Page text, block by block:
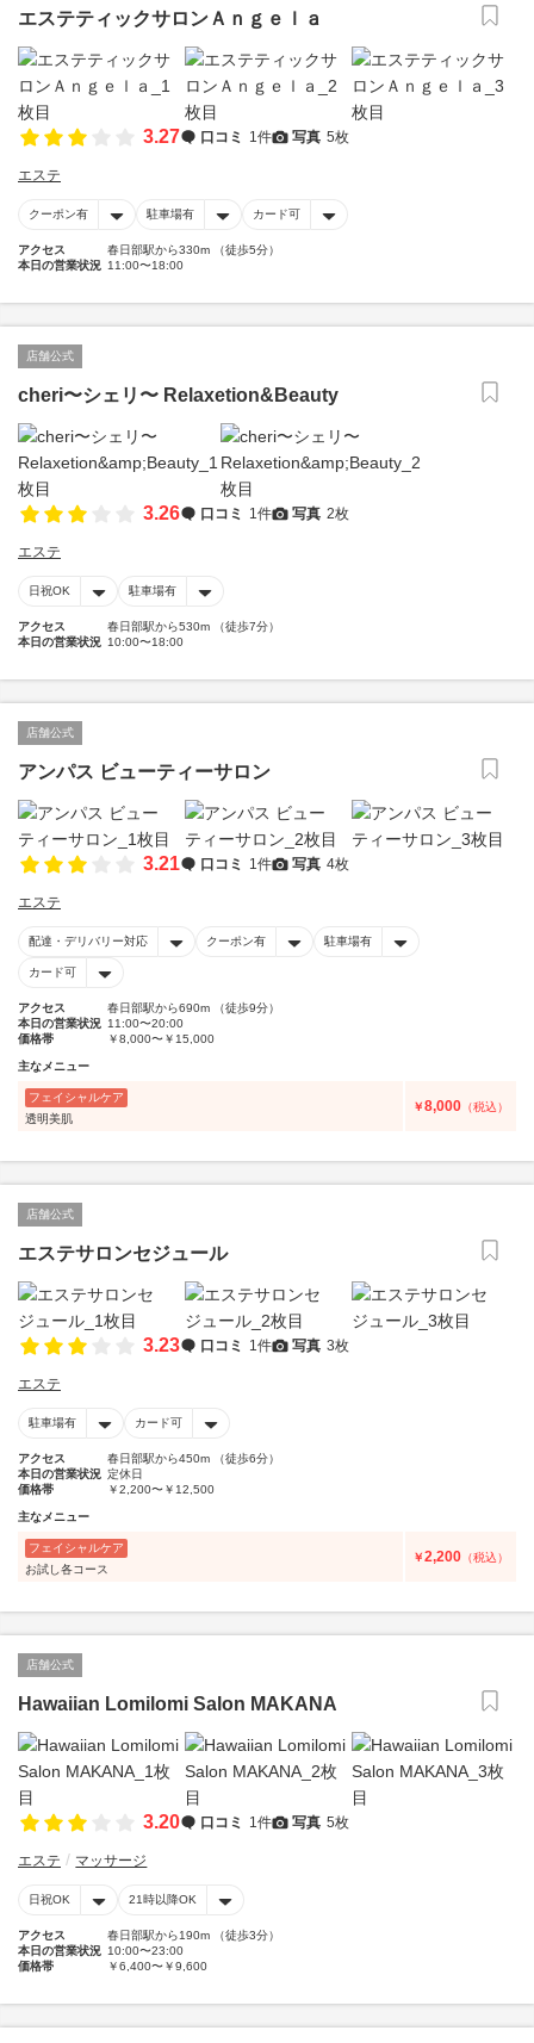
エステティックサロンＡｎｇｅｌａ
3.27 口コミ 1件 写真 5枚
エステ
クーポン有 駐車場有 カード可
アクセス
春日部駅から330m （徒歩5分）
本日の営業状況 11:00〜18:00
店舗公式
cheri〜シェリ〜 Relaxetion&Beauty
3.26 口コミ 1件 写真 2枚
エステ
日祝OK 駐車場有
アクセス
春日部駅から530m （徒歩7分）
本日の営業状況 10:00〜18:00
店舗公式
アンパス ビューティーサロン
3.21 口コミ 1件 写真 4枚
エステ
配達・デリバリー対応 クーポン有 駐車場有
カード可
アクセス
春日部駅から690m （徒歩9分）
本日の営業状況 11:00〜20:00
価格帯
￥8,000〜￥15,000
主なメニュー
フェイシャルケア
透明美肌
￥8,000 （税込）
店舗公式
エステサロンセジュール
3.23 口コミ 1件 写真 3枚
エステ
駐車場有 カード可
アクセス
春日部駅から450m （徒歩6分）
本日の営業状況 定休日
価格帯
￥2,200〜￥12,500
主なメニュー
フェイシャルケア
お試し各コース
￥2,200 （税込）
店舗公式
Hawaiian Lomilomi Salon MAKANA
3.20 口コミ 1件 写真 5枚
エステ マッサージ
日祝OK 21時以降OK
アクセス
春日部駅から190m （徒歩3分）
本日の営業状況 10:00〜23:00
価格帯
￥6,400〜￥9,600